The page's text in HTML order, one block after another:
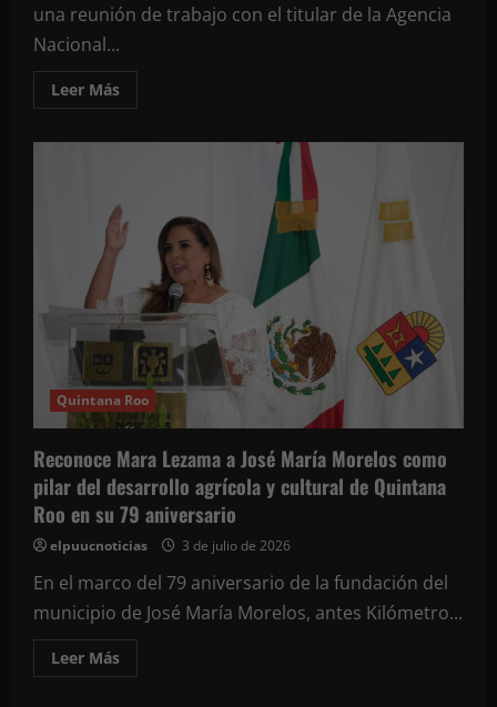
una reunión de trabajo con el titular de la Agencia
Nacional...
Leer MásLeer
más
de
pasajeros
en
el
Aeropuerto
Internacional
de
Cancún
Quintana Roo
Reconoce Mara Lezama a José María Morelos como
pilar del desarrollo agrícola y cultural de Quintana
Roo en su 79 aniversario
elpuucnoticias 3 de julio de 2026
En el marco del 79 aniversario de la fundación del
municipio de José María Morelos, antes Kilómetro...
Leer MásLeer
más